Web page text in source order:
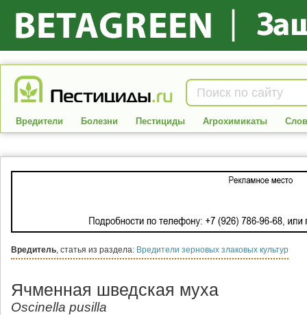
Вредители Болезни Пестициды Агрохимикаты
Вредитель, статья из раздела: Вредители зерновых злаковых культур
Ячменная шведская муха
Oscinella pusilla